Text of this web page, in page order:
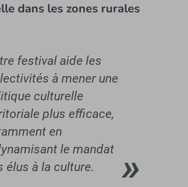
dans les zones rurales
festival aide les
à mener une
culturelle
plus efficace,
en
le mandat
élus à la culture.